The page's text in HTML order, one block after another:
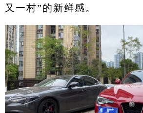
又一村”的新鲜感。